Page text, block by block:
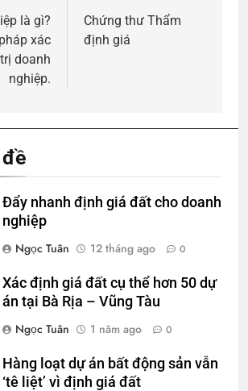
là gì?
xác
doanh
nghiệp.
Chứng thư Thẩm
định giá
Đẩy nhanh định giá đất cho doanh
nghiệp
Ngọc Tuân
12 tháng ago 0
Xác định giá đất cụ thể hơn 50 dự
án tại Bà Rịa – Vũng Tàu
Ngọc Tuân
1 năm ago 0
Hàng loạt dự án bất động sản vẫn
‘tê liệt’ vì định giá đất